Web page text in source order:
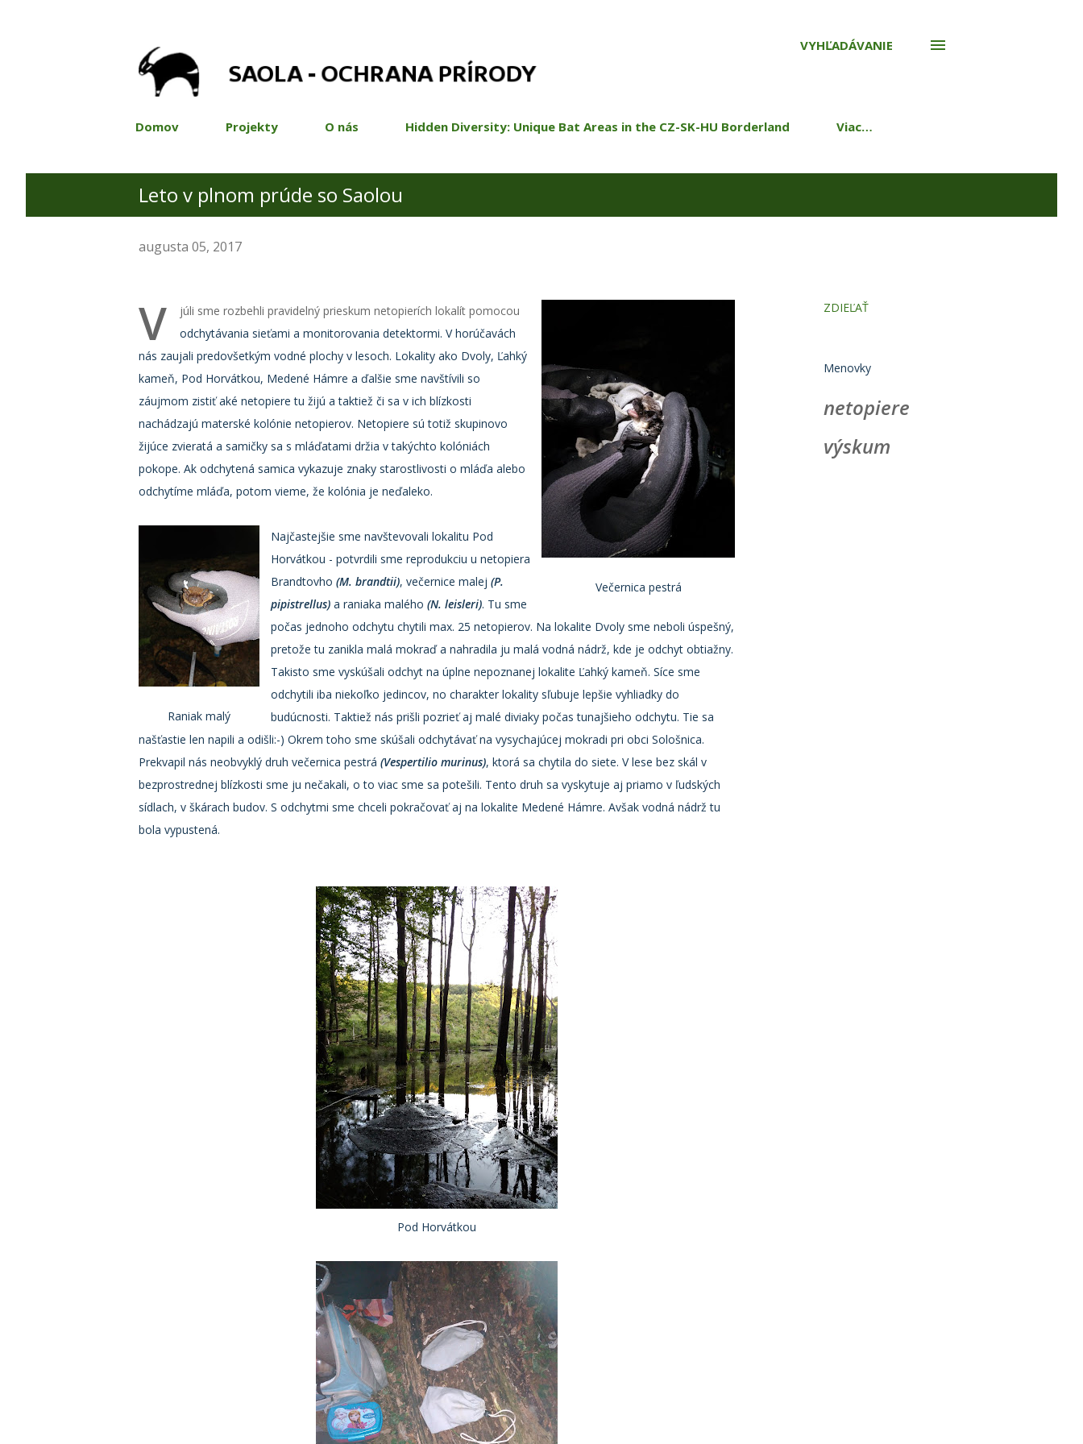
VYHĽADÁVANIE
Domov Projekty O nás Hidden Diversity: Unique Bat Areas in the CZ-SK-HU Borderland Viac…
Leto v plnom prúde so Saolou
augusta 05, 2017
Večernica pestrá
V
júli sme rozbehli pravidelný prieskum netopierích lokalít pomocou
odchytávania sieťami a monitorovania detektormi. V horúčavách
nás zaujali predovšetkým vodné plochy v lesoch. Lokality ako Dvoly, Ľahký
kameň, Pod Horvátkou, Medené Hámre a ďalšie sme navštívili so
záujmom zistiť aké netopiere tu žijú a taktiež či sa v ich blízkosti
nachádzajú materské kolónie netopierov. Netopiere sú totiž skupinovo
žijúce zvieratá a samičky sa s mláďatami držia v takýchto kolóniách
pokope. Ak odchytená samica vykazuje znaky starostlivosti o mláďa alebo
odchytíme mláďa, potom vieme, že kolónia je neďaleko.
Raniak malý
Najčastejšie sme navštevovali lokalitu Pod
Horvátkou - potvrdili sme reprodukciu u netopiera
Brandtovho (M. brandtii), večernice malej (P.
pipistrellus) a raniaka malého (N. leisleri). Tu sme
počas jednoho odchytu chytili max. 25 netopierov. Na lokalite Dvoly sme neboli úspešný,
pretože tu zanikla malá mokraď a nahradila ju malá vodná nádrž, kde je odchyt obtiažny.
Takisto sme vyskúšali odchyt na úplne nepoznanej lokalite Ľahký kameň. Síce sme
odchytili iba niekoľko jedincov, no charakter lokality sľubuje lepšie vyhliadky do
budúcnosti. Taktiež nás prišli pozrieť aj malé diviaky počas tunajšieho odchytu. Tie sa
našťastie len napili a odišli:-) Okrem toho sme skúšali odchytávať na vysychajúcej mokradi pri obci Sološnica.
Prekvapil nás neobvyklý druh večernica pestrá (Vespertilio murinus), ktorá sa chytila do siete. V lese bez skál v
bezprostrednej blízkosti sme ju nečakali, o to viac sme sa potešili. Tento druh sa vyskytuje aj priamo v ľudských
sídlach, v škárach budov. S odchytmi sme chceli pokračovať aj na lokalite Medené Hámre. Avšak vodná nádrž tu
bola vypustená.
Pod Horvátkou
ZDIEĽAŤ
Menovky
netopiere
výskum